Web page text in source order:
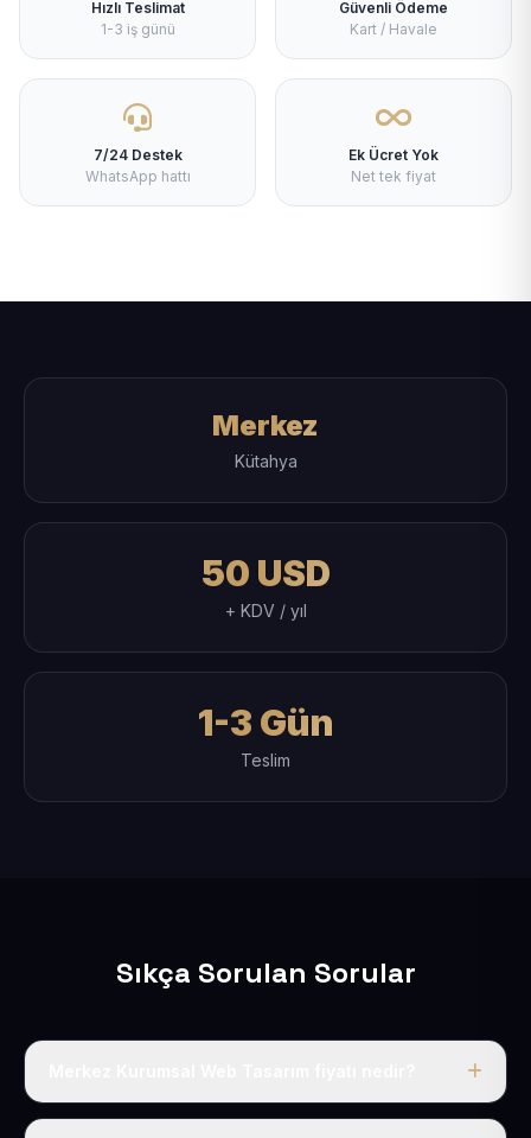
Hızlı Teslimat
1-3 iş günü
Güvenli Ödeme
Kart / Havale
7/24 Destek
WhatsApp hattı
Ek Ücret Yok
Net tek fiyat
Merkez
Kütahya
50 USD
+ KDV / yıl
1-3 Gün
Teslim
Sıkça Sorulan Sorular
Tek fiyat uygulanır: yıllık 50 USD + KDV. Bu bedele alan